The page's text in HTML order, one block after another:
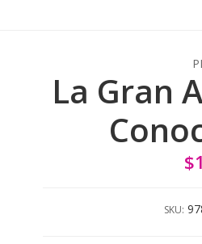
La Gran
SKU: